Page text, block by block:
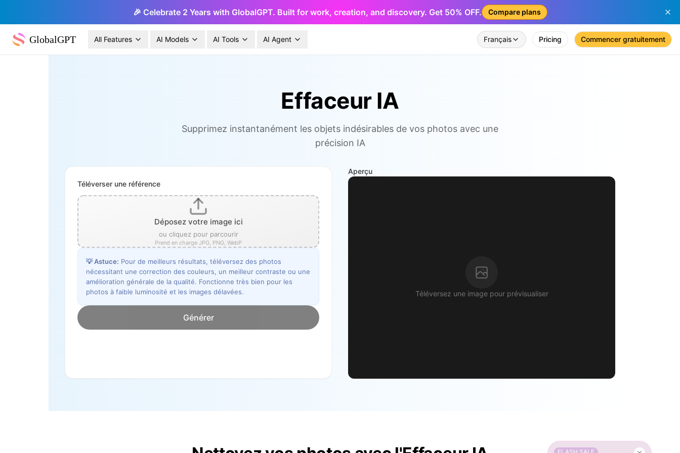
🎉 Celebrate 2 Years with GlobalGPT. Built for work, creation, and discovery. Get 50% OFF. Compare plans
GlobalGPT All Features AI Models AI Tools AI Agent Français Pricing Commencer gratuitement
Effaceur IA
Supprimez instantanément les objets indésirables de vos photos avec une
précision IA
Téléverser une référence
Déposez votre image ici
ou cliquez pour parcourir
Prend en charge JPG, PNG, WebP
💡Astuce: Pour de meilleurs résultats, téléversez des photos
nécessitant une correction des couleurs, un meilleur contraste ou une
amélioration générale de la qualité. Fonctionne très bien pour les
photos à faible luminosité et les images délavées.
Générer
Aperçu
Téléversez une image pour prévisualiser